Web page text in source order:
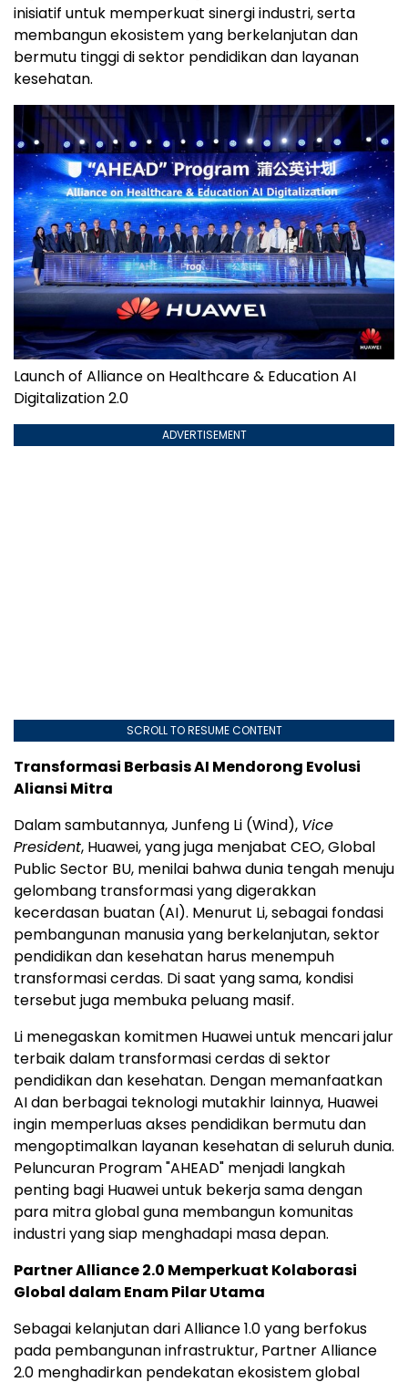
inisiatif untuk memperkuat sinergi industri, serta
membangun ekosistem yang berkelanjutan dan
bermutu tinggi di sektor pendidikan dan layanan
kesehatan.
Launch of Alliance on Healthcare & Education AI
Digitalization 2.0
ADVERTISEMENT
SCROLL TO RESUME CONTENT
Transformasi Berbasis AI Mendorong Evolusi
Aliansi Mitra
Dalam sambutannya, Junfeng Li (Wind), Vice
President, Huawei, yang juga menjabat CEO, Global
Public Sector BU, menilai bahwa dunia tengah menuju
gelombang transformasi yang digerakkan
kecerdasan buatan (AI). Menurut Li, sebagai fondasi
pembangunan manusia yang berkelanjutan, sektor
pendidikan dan kesehatan harus menempuh
transformasi cerdas. Di saat yang sama, kondisi
tersebut juga membuka peluang masif.
Li menegaskan komitmen Huawei untuk mencari jalur
terbaik dalam transformasi cerdas di sektor
pendidikan dan kesehatan. Dengan memanfaatkan
AI dan berbagai teknologi mutakhir lainnya, Huawei
ingin memperluas akses pendidikan bermutu dan
mengoptimalkan layanan kesehatan di seluruh dunia.
Peluncuran Program "AHEAD" menjadi langkah
penting bagi Huawei untuk bekerja sama dengan
para mitra global guna membangun komunitas
industri yang siap menghadapi masa depan.
Partner Alliance 2.0 Memperkuat Kolaborasi
Global dalam Enam Pilar Utama
Sebagai kelanjutan dari Alliance 1.0 yang berfokus
pada pembangunan infrastruktur, Partner Alliance
2.0 menghadirkan pendekatan ekosistem global